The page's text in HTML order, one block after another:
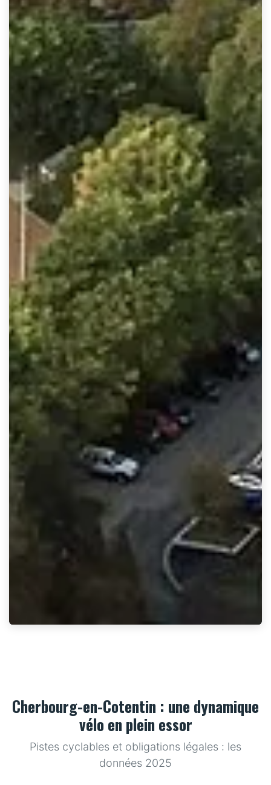
Cherbourg-en-Cotentin : une dynamique
vélo en plein essor
Pistes cyclables et obligations légales : les
données 2025